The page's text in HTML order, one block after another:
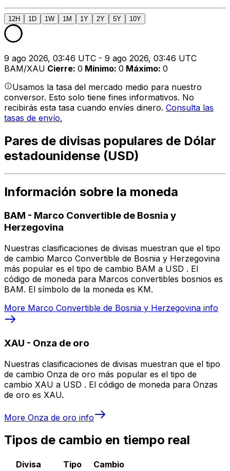
12H 1D 1W 1M 1Y 2Y 5Y 10Y
9 ago 2026, 03:46 UTC - 9 ago 2026, 03:46 UTC
BAM/XAU Cierre: 0 Mínimo: 0 Máximo: 0
Usamos la tasa del mercado medio para nuestro
conversor. Esto solo tiene fines informativos. No
recibirás esta tasa cuando envíes dinero. Consulta las
tasas de envío.
Pares de divisas populares de Dólar
estadounidense (USD)
Información sobre la moneda
BAM - Marco Convertible de Bosnia y
Herzegovina
Nuestras clasificaciones de divisas muestran que el tipo
de cambio Marco Convertible de Bosnia y Herzegovina
más popular es el tipo de cambio BAM a USD . El
código de moneda para Marcos convertibles bosnios es
BAM. El símbolo de la moneda es KM.
More Marco Convertible de Bosnia y Herzegovina info
XAU - Onza de oro
Nuestras clasificaciones de divisas muestran que el tipo
de cambio Onza de oro más popular es el tipo de
cambio XAU a USD . El código de moneda para Onzas
de oro es XAU.
More Onza de oro info
Tipos de cambio en tiempo real
Divisa Tipo
Cambio